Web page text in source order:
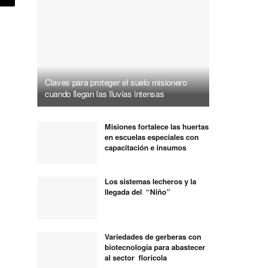
Claves para proteger el suelo misionero
cuando llegan las lluvias intensas
Misiones fortalece las huertas
en escuelas especiales con
capacitación e insumos
Los sistemas lecheros y la
llegada del “Niño”
Variedades de gerberas con
biotecnología para abastecer
al sector florícola